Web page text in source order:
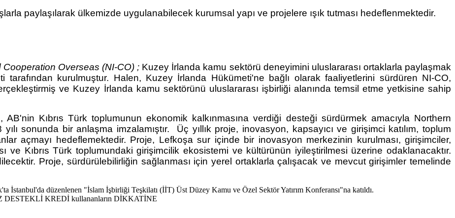
paylaşılarak ülkemizde uygulanabilecek kurumsal yapı ve projelere ışık tutması hedeflenmektedir.
Cooperation Overseas (NI-CO) ; Kuzey İrlanda kamu sektörü deneyimini uluslararası ortaklarla paylaşmak
tarafından kurulmuştur. Halen, Kuzey İrlanda Hükümeti'ne bağlı olarak faaliyetlerini sürdüren NI-CO,
ve Kuzey İrlanda kamu sektörünü uluslararası işbirliği alanında temsil etme yetkisine sahip
AB'nin Kıbrıs Türk toplumunun ekonomik kalkınmasına verdiği desteği sürdürmek amacıyla Northern
sonunda bir anlaşma imzalamıştır. Üç yıllık proje, inovasyon, kapsayıcı ve girişimci katılım, toplum
açmayı hedeflemektedir. Proje, Lefkoşa sur içinde bir inovasyon merkezinin kurulması, girişimciler,
ve Kıbrıs Türk toplumundaki girişimcilik ekosistemi ve kültürünün iyileştirilmesi üzerine odaklanacaktır.
Proje, sürdürülebilirliğin sağlanması için yerel ortaklarla çalışacak ve mevcut girişimler temelinde
İstanbul'da düzenlenen "İslam İşbirliği Teşkilatı (İİT) Üst Düzey Kamu ve Özel Sektör Yatırım Konferansı"na katıldı.
DESTEKLİ KREDİ kullananların DİKKATİNE